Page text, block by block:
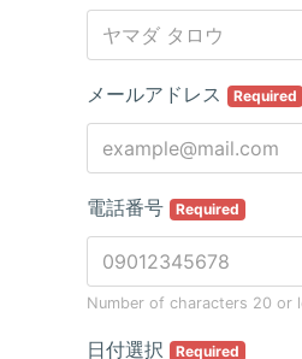
メールアドレス Required
電話番号 Required
Number of characters 20 or
日付選択 Required